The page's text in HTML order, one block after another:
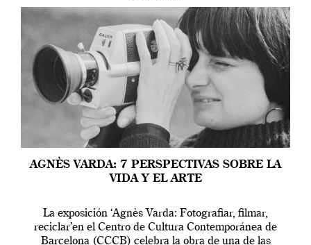
AGNÈS VARDA: 7 PERSPECTIVAS SOBRE LA
VIDA Y EL ARTE
La exposición ‘Agnès Varda: Fotografiar, filmar,
reciclar’en el Centro de Cultura Contemporánea de
Barcelona (CCCB) celebra la obra de una de las